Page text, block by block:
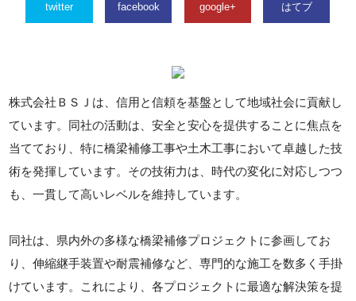
twitter facebook google+ はてブ
株式会社ＢＳＪは、信用と信頼を基盤として地域社会に貢献し
ています。同社の活動は、安全と安心を提供することに焦点を
当てており、特に橋梁補修工事や土木工事において卓越した技
術を発揮しています。その技術力は、時代の変化に対応しつつ
も、一貫して高いレベルを維持しています。
同社は、県内外の多様な橋梁補修プロジェクトに参画してお
り、伸縮継手装置や耐震補修など、専門的な施工を数多く手掛
けています。これにより、各プロジェクトに最適な解決策を提